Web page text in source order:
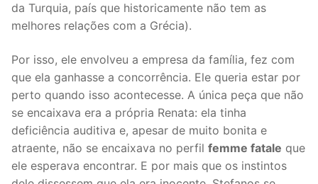
da Turquia, país que historicamente não tem as
melhores relações com a Grécia).
Por isso, ele envolveu a empresa da família, fez com
que ela ganhasse a concorrência. Ele queria estar por
perto quando isso acontecesse. A única peça que não
se encaixava era a própria Renata: ela tinha
deficiência auditiva e, apesar de muito bonita e
atraente, não se encaixava no perfil femme fatale que
ele esperava encontrar. E por mais que os instintos